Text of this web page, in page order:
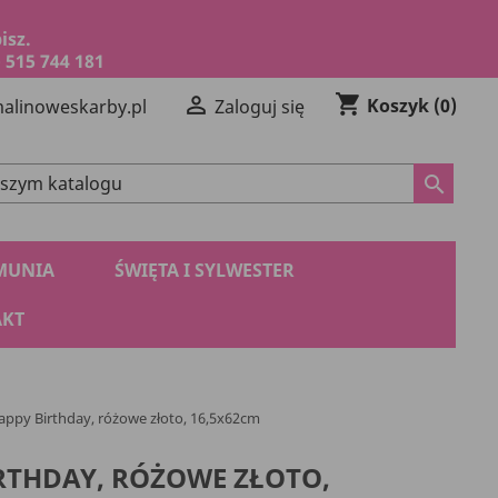
744 181
 Zaloguj się shopping_cart Koszyk (0)
search
ŚWIĘTA I SYLWESTER
Birthday, różowe złoto, 16,5x62cm
RÓŻOWE ZŁOTO,